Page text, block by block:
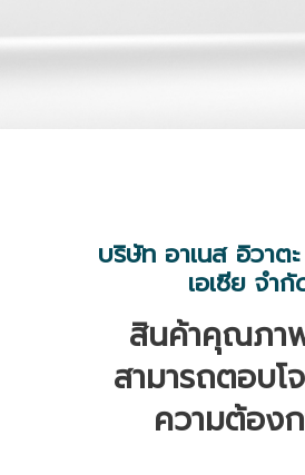
บริษัท อาเนส อิวาต
เอเซีย จำกั
สินค้าคุณภา
สามารถตอบ
ความต้อง